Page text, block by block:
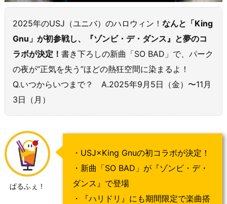
2025年のUSJ（ユニバ）のハロウィン！ なんと「King
Gnu」が初参戦し、『ゾンビ・デ・ダンス』と夢のコ
ラボが決定！ 書き下ろしの新曲「SO BAD」で、パーク
の夜が“正気を失う”ほどの熱狂空間に染まるよ！
Q.いつからいつまで？ A.2025年9月5日（金）〜11月
3日（月）
ぱるふぇ！
・USJ×King Gnuの初コラボが決定！
・新曲「SO BAD」が『ゾンビ・デ・
ダンス』で登場
・『ハリドリ』にも期間限定で楽曲搭